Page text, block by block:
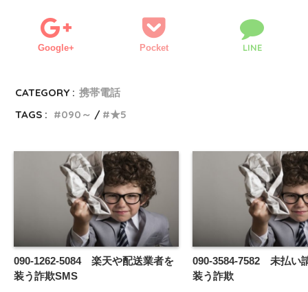
Google+ Pocket LINE
CATEGORY : 携帯電話
TAGS :
090～ ★5
090-1262-5084 楽天や配送業者を
装う詐欺SMS
090-3584-7582 未払い
装う詐欺